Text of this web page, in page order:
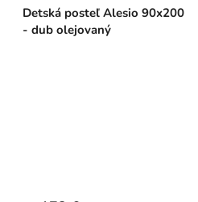
Detská posteľ Alesio 90x200
- dub olejovaný